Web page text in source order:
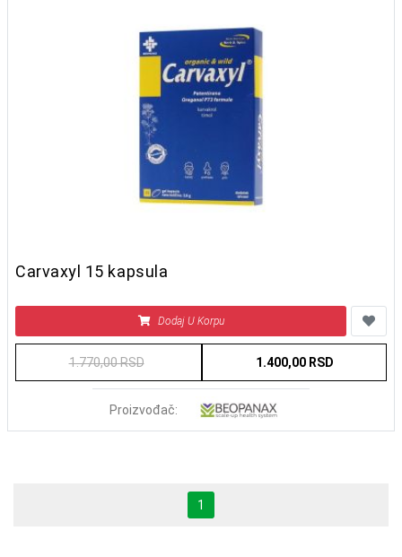
Carvaxyl 15 kapsula
Dodaj U Korpu
1.770,00 RSD 1.400,00 RSD
Proizvođač:
1